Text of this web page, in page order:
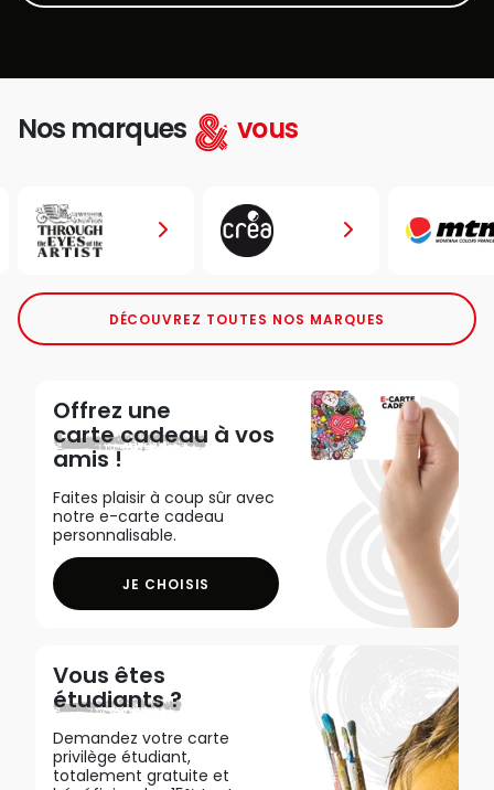
Nos marques vous
DÉCOUVREZ TOUTES NOS MARQUES
Offrez une
carte cadeau à vos
amis !
Faites plaisir à coup sûr avec
notre e-carte cadeau
personnalisable.
JE CHOISIS
Vous êtes
étudiants ?
Demandez votre carte
privilège étudiant,
totalement gratuite et